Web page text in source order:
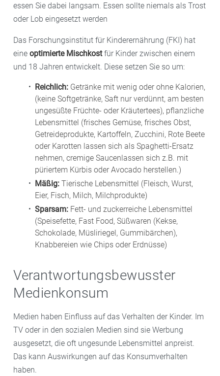
essen Sie dabei langsam. Essen sollte niemals als Trost
oder Lob eingesetzt werden
Das Forschungsinstitut für Kinderernährung (FKI) hat
eine optimierte Mischkostfür Kinder zwischen einem
und 18 Jahren entwickelt. Diese setzen Sie so um:
Reichlich: Getränke mit wenig oder ohne Kalorien,
(keine Softgetränke, Saft nur verdünnt, am besten
ungesüßte Früchte- oder Kräutertees), pflanzliche
Lebensmittel (frisches Gemüse, frisches Obst,
Getreideprodukte, Kartoffeln, Zucchini, Rote Beete
oder Karotten lassen sich als Spaghetti-Ersatz
nehmen, cremige Saucenlassen sich z.B. mit
püriertem Kürbis oder Avocado herstellen.)
Mäßig: Tierische Lebensmittel (Fleisch, Wurst,
Eier, Fisch, Milch, Milchprodukte)
Sparsam: Fett- und zuckerreiche Lebensmittel
(Speisefette, Fast Food, Süßwaren (Kekse,
Schokolade, Müsliriegel, Gummibärchen),
Knabbereien wie Chips oder Erdnüsse)
Verantwortungsbewusster
Medienkonsum
Medien haben Einfluss auf das Verhalten der Kinder. Im
TV oder in den sozialen Medien sind sie Werbung
ausgesetzt, die oft ungesunde Lebensmittel anpreist.
Das kann Auswirkungen auf das Konsumverhalten
haben.